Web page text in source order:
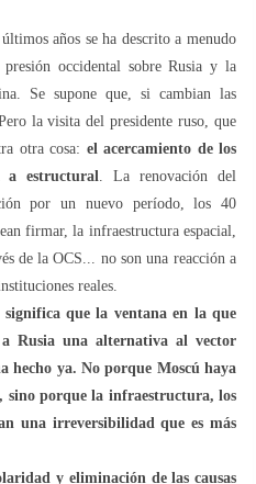
años se ha descrito a menudo
occidental sobre Rusia y la
Se supone que, si cambian las
la visita del presidente ruso, que
otra cosa: el acercamiento de los
a estructural
. La renovación del
por un nuevo período, los 40
firmar, la infraestructura espacial,
de la OCS... no son una reacción a
reales.
que la ventana en la que
Rusia una alternativa al vector
hecho ya. No porque Moscú haya
sino porque la infraestructura, los
una irreversibilidad que es más
y eliminación de las causas